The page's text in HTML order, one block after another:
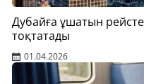
Дубайға ұшатын
тоқтатады
01.04.2026